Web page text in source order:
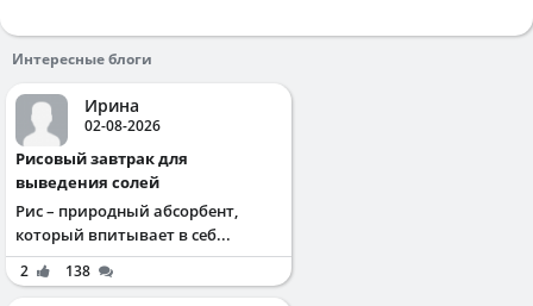
Интересные блоги
Ирина
02-08-2026
Рисовый завтрак для
выведения солей
Рис – природный абсорбент,
который впитывает в себ...
2 138